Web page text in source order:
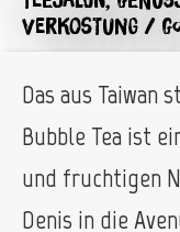
VERKOSTUNG /
Das aus Taiwan
Bubble Tea ist
und fruchtigen
Denis in die